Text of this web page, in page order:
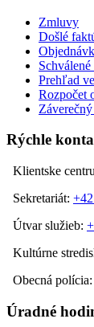
Zmluvy
Došlé
Prehľad
Rozpočet
Rýchle
Klientske
Sekretariát:
Útvar služieb:
Kultúrne
Obecná polícia:
Úradné